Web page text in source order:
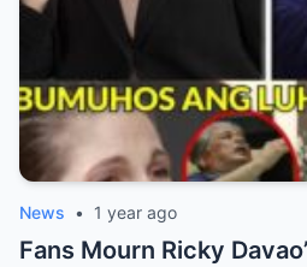
News • 1 year ago
Fans Mourn Ricky